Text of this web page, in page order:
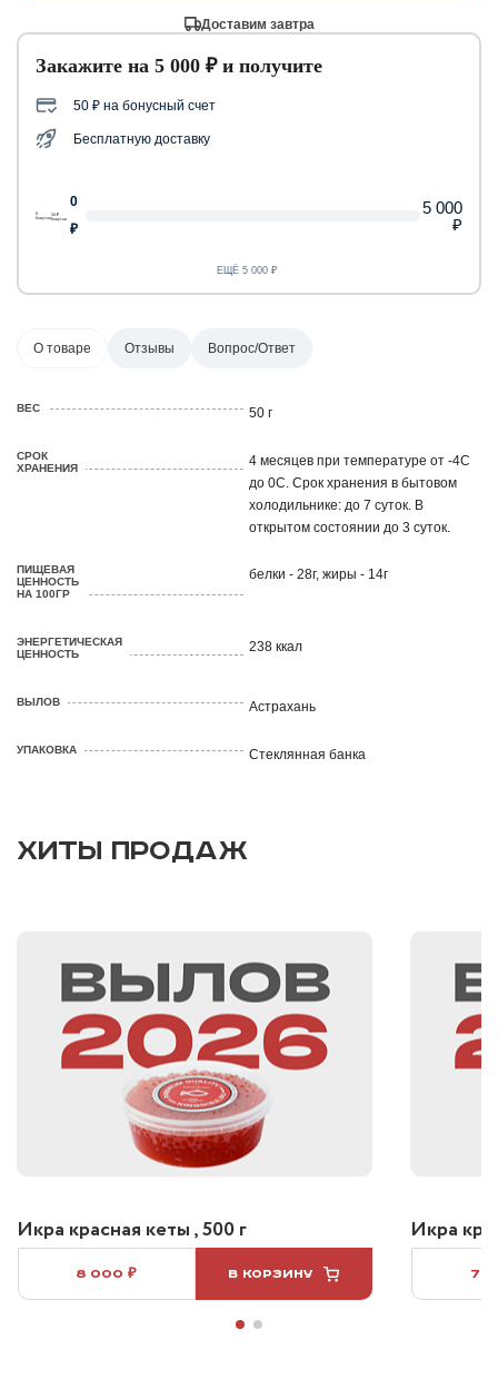
Доставим завтра
Закажите на 5 000 ₽ и получите
50 ₽ на бонусный счет
Бесплатную доставку
ЕЩЁ 5 000 ₽
0
₽
5 000
₽
0
бонусов
50 ₽
бонусов
О товаре Отзывы Вопрос/Ответ
ВЕС 50 г
СРОК
ХРАНЕНИЯ
4 месяцев при температуре от -4С
до 0С. Срок хранения в бытовом
холодильнике: до 7 суток. В
открытом состоянии до 3 суток.
ПИЩЕВАЯ
ЦЕННОСТЬ
НА 100ГР
белки - 28г, жиры - 14г
ЭНЕРГЕТИЧЕСКАЯ
ЦЕННОСТЬ
238 ккал
ВЫЛОВ Астрахань
УПАКОВКА Стеклянная банка
ХИТЫ ПРОДАЖ
Икра красная кеты , 500 г
8 000 ₽ В КОРЗИНУ
Икра
7